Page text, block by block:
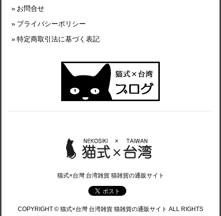
お問合せ
プライバシーポリシー
特定商取引法に基づく表記
猫式×台灣 台湾雑貨 猫雑貨の通販サイト
COPYRIGHT © 猫式×台灣 台湾雑貨 猫雑貨の通販サイト ALL RIGHTS